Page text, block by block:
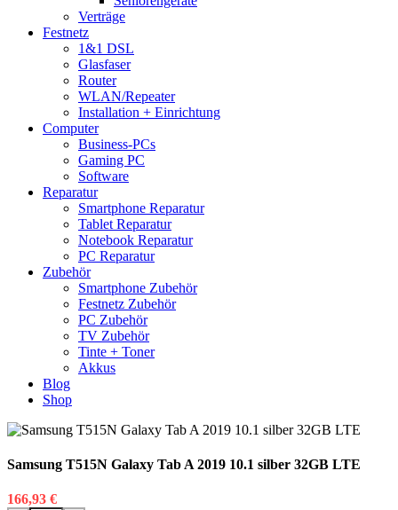
Verträge
Festnetz
1&1 DSL
Glasfaser
Router
WLAN/Repeater
Installation + Einrichtung
Computer
Business-PCs
Gaming PC
Software
Reparatur
Smartphone Reparatur
Tablet Reparatur
Notebook Reparatur
PC Reparatur
Zubehör
Smartphone Zubehör
Festnetz Zubehör
PC Zubehör
TV Zubehör
Tinte + Toner
Akkus
Blog
Shop
Samsung T515N Galaxy Tab A 2019 10.1 silber 32GB LTE
166,93 €